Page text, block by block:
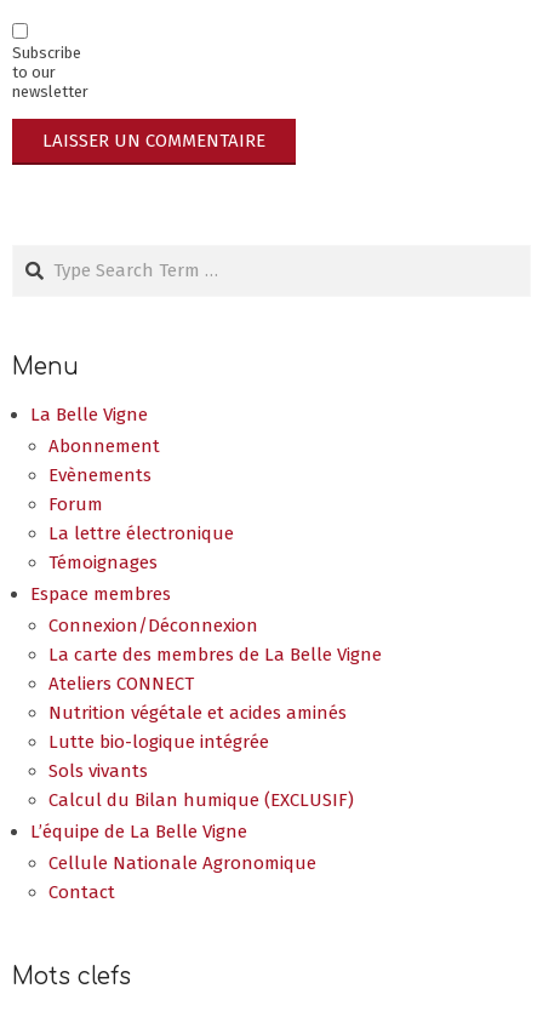
Subscribe
to our
newsletter
Search
Menu
La Belle Vigne
Abonnement
Evènements
Forum
La lettre électronique
Témoignages
Espace membres
Connexion/Déconnexion
La carte des membres de La Belle Vigne
Ateliers CONNECT
Nutrition végétale et acides aminés
Lutte bio-logique intégrée
Sols vivants
Calcul du Bilan humique (EXCLUSIF)
L’équipe de La Belle Vigne
Cellule Nationale Agronomique
Contact
Mots clefs